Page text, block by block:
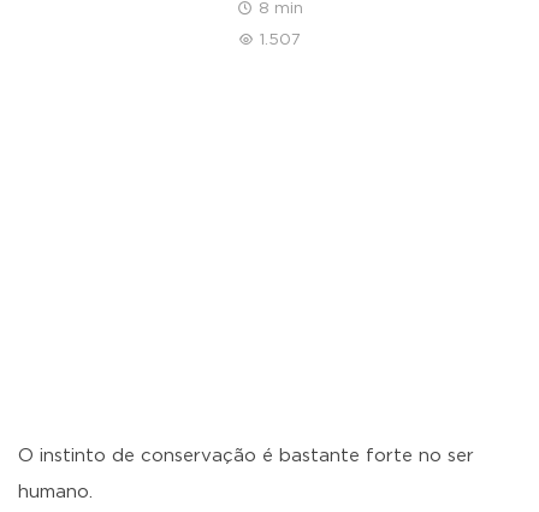
8 min
1.507
O instinto de conservação é bastante forte no ser
humano.